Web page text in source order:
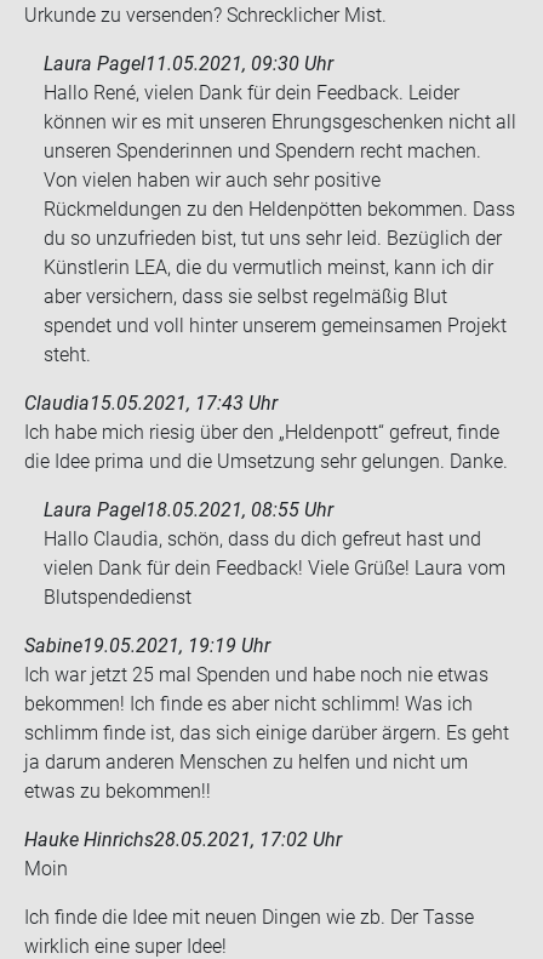
Ur­kun­de zu ver­sen­den? Schreck­li­cher Mist.
Laura Pagel11.05.2021, 09:30 Uhr
Hallo René, vielen Dank für dein Feedback. Leider
können wir es mit unseren Ehrungsgeschenken nicht all
unseren Spenderinnen und Spendern recht machen.
Von vielen haben wir auch sehr positive
Rückmeldungen zu den Heldenpötten bekommen. Dass
du so unzufrieden bist, tut uns sehr leid. Bezüglich der
Künstlerin LEA, die du vermutlich meinst, kann ich dir
aber versichern, dass sie selbst regelmäßig Blut
spendet und voll hinter unserem gemeinsamen Projekt
steht.
Claudia15.05.2021, 17:43 Uhr
Ich habe mich rie­sig über den „Hel­den­pott“ ge­freut, finde
die Idee prima und die Um­set­zung sehr ge­lun­gen. Danke.
Laura Pagel18.05.2021, 08:55 Uhr
Hallo Claudia, schön, dass du dich gefreut hast und
vielen Dank für dein Feedback! Viele Grüße! Laura vom
Blutspendedienst
Sabine19.05.2021, 19:19 Uhr
Ich war jetzt 25 mal Spen­den und habe noch nie etwas
be­kom­men! Ich finde es aber nicht schlimm! Was ich
schlimm finde ist, das sich ei­ni­ge dar­über är­gern. Es geht
ja darum an­de­ren Men­schen zu hel­fen und nicht um
etwas zu be­kom­men!!
Hauke Hinrichs28.05.2021, 17:02 Uhr
Moin
Ich finde die Idee mit neuen Din­gen wie zb. Der Tasse
wirk­lich eine super Idee!